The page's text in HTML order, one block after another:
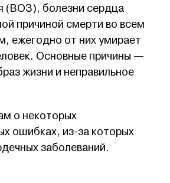
(ВОЗ), болезни сердца
причиной смерти во всем
ежегодно от них умирает
Основные причины —
жизни и неправильное
о некоторых
ошибках, из-за которых
заболеваний.